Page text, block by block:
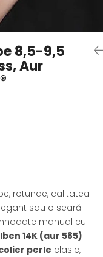
8,5-9,5
Aur
rotunde, calitatea
sau o seară
manual cu
14K (aur 585)
perle clasic,